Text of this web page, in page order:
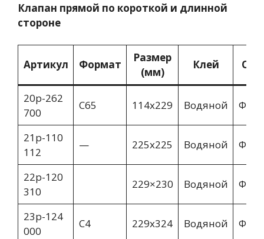
Клапан прямой по короткой и длинной
стороне
Артикул Формат
Размер
(мм)
Клей
20p-262
700
C65 114х229 Водяной
21p-110
112
— 225х225 Водяной
22p-120
310
229×230 Водяной
23p-124
000
C4 229х324 Водяной